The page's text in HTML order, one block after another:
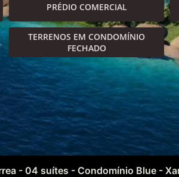
PRÉDIO COMERCIAL
TERRENOS EM CONDOMÍNIO
FECHADO
- 04 suítes - Condomínio Blue -